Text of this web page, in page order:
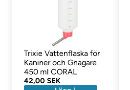
Trixie Vattenflaska för
Kaniner och Gnagare
450 ml CORAL
42,00 SEK